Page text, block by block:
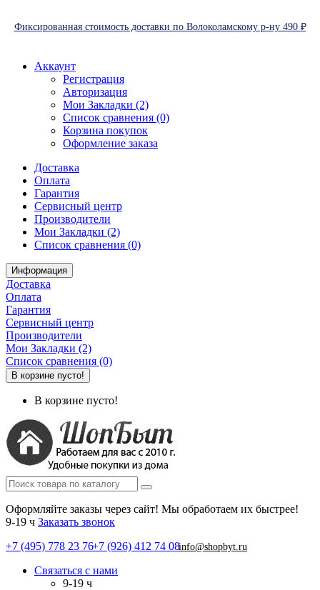
Фиксированная стоимость доставки по Волоколамскому р-ну 490 ₽
Аккаунт
Регистрация
Авторизация
Мои Закладки (2)
Список сравнения (0)
Корзина покупок
Оформление заказа
Доставка
Оплата
Гарантия
Сервисный центр
Производители
Мои Закладки (2)
Список сравнения (0)
Информация
Доставка
Оплата
Гарантия
Сервисный центр
Производители
Мои Закладки (2)
Список сравнения (0)
В корзине пусто!
В корзине пусто!
Оформляйте заказы через сайт! Мы обработаем их быстрее!
9-19 ч Заказать звонок
+7 (495) 778 23 76+7 (926) 412 74 08info@shopbyt.ru
Связаться с нами
9-19 ч